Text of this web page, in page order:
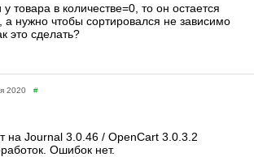
товара в количестве=0, то он остается
а нужно чтобы сортировался не зависимо
это сделать?
2020 #
на Journal 3.0.46 / OpenCart 3.0.3.2
Ошибок нет.